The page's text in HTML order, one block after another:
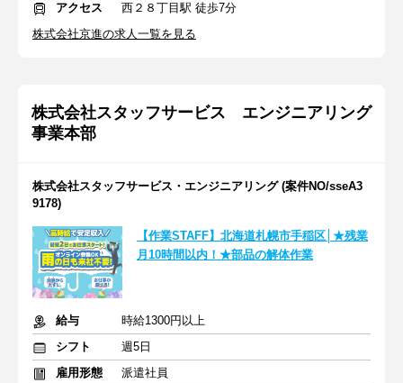
アクセス
西２８丁目駅 徒歩7分
株式会社京進の求人一覧を見る
株式会社スタッフサービス エンジニアリング
事業本部
株式会社スタッフサービス・エンジニアリング (案件NO/sseA3
9178)
【作業STAFF】北海道札幌市手稲区│★残業
月10時間以内！★部品の解体作業
給与
時給1300円以上
シフト
週5日
雇用形態
派遣社員